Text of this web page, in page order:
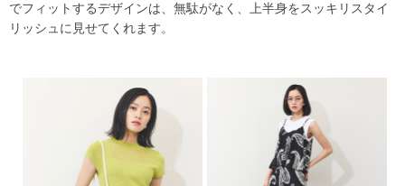
でフィットするデザインは、無駄がなく、上半身をスッキリスタイ
リッシュに見せてくれます。